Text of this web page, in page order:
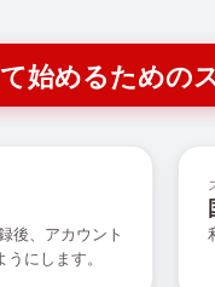
始めるための
後、アカウント
にします。